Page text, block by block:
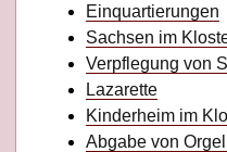
Einquartierungen
Sachsen im
Verpflegung von
Lazarette
Kinderheim im
Abgabe von